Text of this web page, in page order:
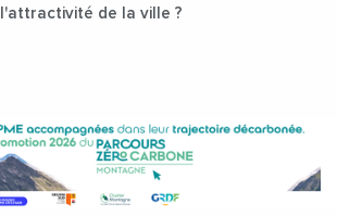
l'attractivité de la ville ?